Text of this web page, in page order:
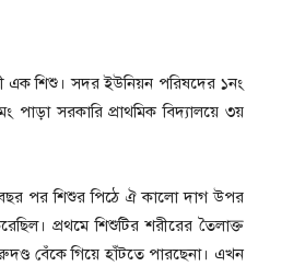
এক শিশু। সদর ইউনিয়ন পরিষদের ১নং
পাড়া সরকারি প্রাথমিক বিদ্যালয়ে ৩য়
পর শিশুর পিঠে ঐ কালো দাগ উপর
প্রথমে শিশুটির শরীরের তৈলাক্ত
বেঁকে গিয়ে হাঁটতে পারছেনা। এখন